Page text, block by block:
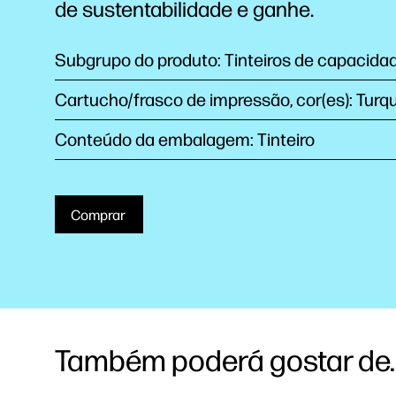
de sustentabilidade e ganhe.
Subgrupo do produto: Tinteiros de
Cartucho/frasco de impressão, cor(es):
Conteúdo da embalagem: Tinteiro
Comprar
Também poderá gostar